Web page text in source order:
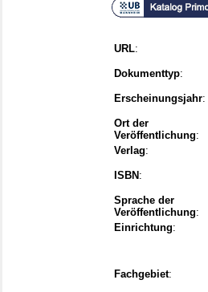
URL:
Dokumenttyp:
Erscheinungsjahr:
Ort der
Veröffentlichung:
Verlag:
ISBN :
Sprache der
Veröffentlichung:
Einrichtung:
Fachgebiet: